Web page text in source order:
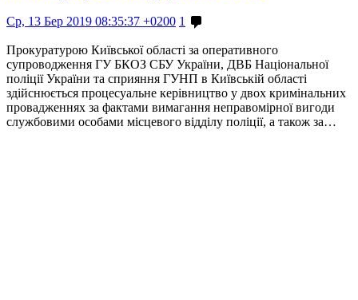
Ср, 13 Бер 2019 08:35:37 +0200 1
Прокуратурою Київської області за оперативного
супроводження ГУ БКОЗ СБУ України, ДВБ Національної
поліції України та сприяння ГУНП в Київській області
здійснюється процесуальне керівництво у двох кримінальних
провадженнях за фактами вимагання неправомірної вигоди
службовими особами місцевого відділу поліції, а також за…